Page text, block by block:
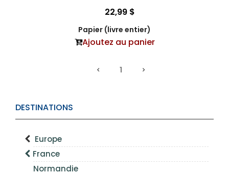
DESTINATIONS
Europe
France
Normandie
22,99 $
Papier (livre entier)
Ajoutez au panier
1